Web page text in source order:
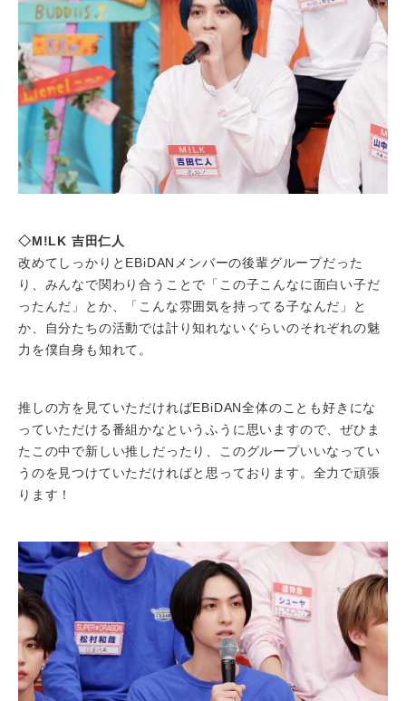
◇M!LK 吉田仁人
改めてしっかりとEBiDANメンバーの後輩グループだった
り、みんなで関わり合うことで「この子こんなに面白い子だ
ったんだ」とか、「こんな雰囲気を持ってる子なんだ」と
か、自分たちの活動では計り知れないぐらいのそれぞれの魅
力を僕自身も知れて。
推しの方を見ていただければEBiDAN全体のことも好きにな
っていただける番組かなというふうに思いますので、ぜひま
たこの中で新しい推しだったり、このグループいいなってい
うのを見つけていただければと思っております。全力で頑張
ります！